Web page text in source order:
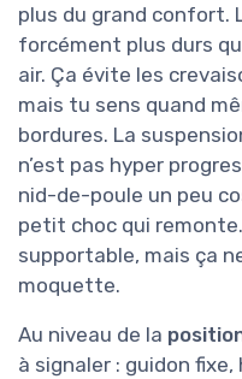
plus du grand confort.
forcément plus durs
air. Ça évite les
mais tu sens quand
bordures. La
n’est pas hyper
nid-de-poule un peu
petit choc qui
supportable, mais ça
moquette.
Au niveau de la
à signaler : guidon